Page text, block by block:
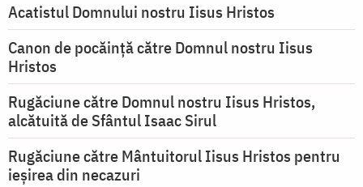
Acatistul Domnului nostru Iisus Hristos
Canon de pocăință către Domnul nostru Iisus
Hristos
Rugăciune către Domnul nostru Iisus Hristos,
alcătuită de Sfântul Isaac Sirul
Rugăciune către Mântuitorul Iisus Hristos pentru
ieşirea din necazuri